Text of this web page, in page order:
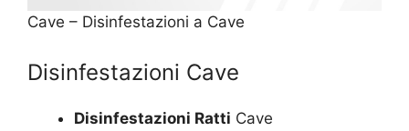
Cave – Disinfestazioni a Cave
Disinfestazioni Cave
Disinfestazioni Ratti Cave